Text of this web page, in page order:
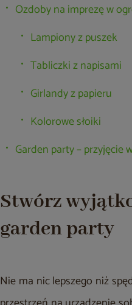
Ozdoby na imprezę w
Lampiony z puszek
Tabliczki z napisami
Girlandy z papieru
Kolorowe słoiki
Garden party – przyjęcie
Stwórz
garden party
Nie ma nic lepszego niż